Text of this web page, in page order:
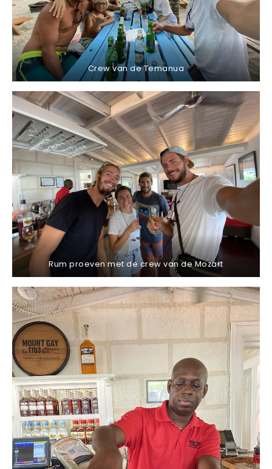
Crew van de Temanua
Rum proeven met de crew van de Mozart